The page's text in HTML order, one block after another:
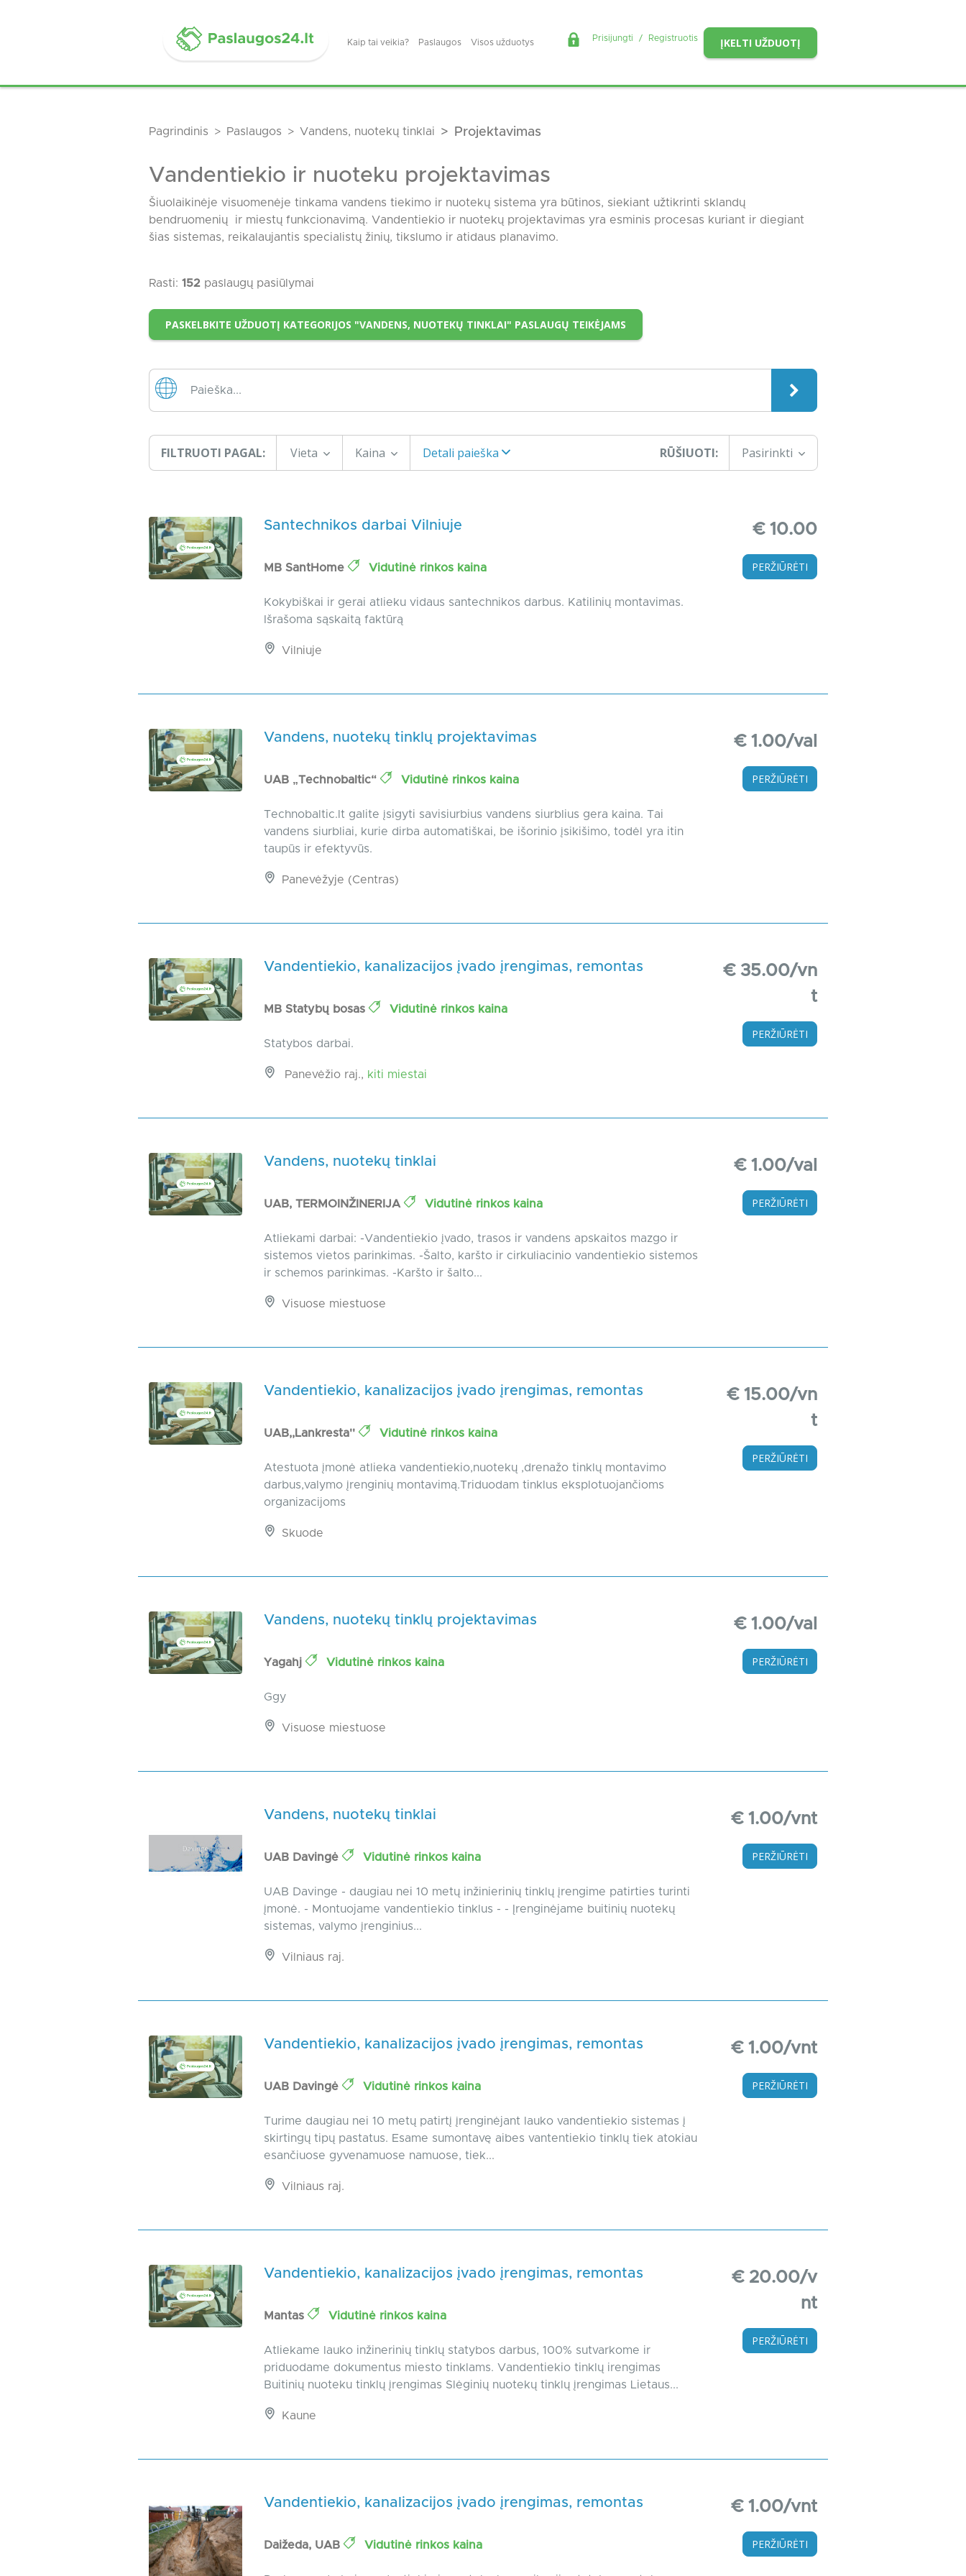
Kaip tai veikia? Paslaugos Visos užduotys ĮKELTI UŽDUOTĮ
Prisijungti / Registruotis
Pagrindinis Paslaugos Vandens, nuotekų tinklai Projektavimas
Vandentiekio ir nuoteku projektavimas
Šiuolaikinėje visuomenėje tinkama vandens tiekimo ir nuotekų sistema yra būtinos, siekiant užtikrinti sklandų
bendruomenių ir miestų funkcionavimą. Vandentiekio ir nuotekų projektavimas yra esminis procesas kuriant ir diegiant
šias sistemas, reikalaujantis specialistų žinių, tikslumo ir atidaus planavimo.
Rasti: 152 paslaugų pasiūlymai
PASKELBKITE UŽDUOTĮ KATEGORIJOS "VANDENS, NUOTEKŲ TINKLAI" PASLAUGŲ TEIKĖJAMS
FILTRUOTI PAGAL: Vieta Kaina Detali paieška RŪŠIUOTI: Pasirinkti
Santechnikos darbai Vilniuje
MB SantHome Vidutinė rinkos kaina
Kokybiškai ir gerai atlieku vidaus santechnikos darbus. Katilinių montavimas.
Išrašoma sąskaitą faktūrą
Vilniuje
€ 10.00
PERŽIŪRĖTI
Vandens, nuotekų tinklų projektavimas
UAB „Technobaltic“ Vidutinė rinkos kaina
Technobaltic.lt galite įsigyti savisiurbius vandens siurblius gera kaina. Tai
vandens siurbliai, kurie dirba automatiškai, be išorinio įsikišimo, todėl yra itin
taupūs ir efektyvūs.
Panevėžyje (Centras)
€ 1.00/val
PERŽIŪRĖTI
Vandentiekio, kanalizacijos įvado įrengimas, remontas
MB Statybų bosas Vidutinė rinkos kaina
Statybos darbai.
Panevėžio raj., kiti miestai
€ 35.00/vn
t
PERŽIŪRĖTI
Vandens, nuotekų tinklai
UAB, TERMOINŽINERIJA Vidutinė rinkos kaina
Atliekami darbai: -Vandentiekio įvado, trasos ir vandens apskaitos mazgo ir
sistemos vietos parinkimas. -Šalto, karšto ir cirkuliacinio vandentiekio sistemos
ir schemos parinkimas. -Karšto ir šalto...
Visuose miestuose
€ 1.00/val
PERŽIŪRĖTI
Vandentiekio, kanalizacijos įvado įrengimas, remontas
UAB,,Lankresta'' Vidutinė rinkos kaina
Atestuota įmonė atlieka vandentiekio,nuotekų ,drenažo tinklų montavimo
darbus,valymo įrenginių montavimą.Triduodam tinklus eksplotuojančioms
organizacijoms
Skuode
€ 15.00/vn
t
PERŽIŪRĖTI
Vandens, nuotekų tinklų projektavimas
Yagahj Vidutinė rinkos kaina
Ggy
Visuose miestuose
€ 1.00/val
PERŽIŪRĖTI
Vandens, nuotekų tinklai
UAB Davingė Vidutinė rinkos kaina
UAB Davinge - daugiau nei 10 metų inžinierinių tinklų įrengime patirties turinti
įmonė. - Montuojame vandentiekio tinklus - - Įrenginėjame buitinių nuotekų
sistemas, valymo įrenginius...
Vilniaus raj.
€ 1.00/vnt
PERŽIŪRĖTI
Vandentiekio, kanalizacijos įvado įrengimas, remontas
UAB Davingė Vidutinė rinkos kaina
Turime daugiau nei 10 metų patirtį įrenginėjant lauko vandentiekio sistemas į
skirtingų tipų pastatus. Esame sumontavę aibes vantentiekio tinklų tiek atokiau
esančiuose gyvenamuose namuose, tiek...
Vilniaus raj.
€ 1.00/vnt
PERŽIŪRĖTI
Vandentiekio, kanalizacijos įvado įrengimas, remontas
Mantas Vidutinė rinkos kaina
Atliekame lauko inžinerinių tinklų statybos darbus, 100% sutvarkome ir
priduodame dokumentus miesto tinklams. Vandentiekio tinklų irengimas
Buitinių nuoteku tinklų įrengimas Slėginių nuotekų tinklų įrengimas Lietaus...
Kaune
€ 20.00/v
nt
PERŽIŪRĖTI
Vandentiekio, kanalizacijos įvado įrengimas, remontas
Daižeda, UAB Vidutinė rinkos kaina
€ 1.00/vnt
PERŽIŪRĖTI